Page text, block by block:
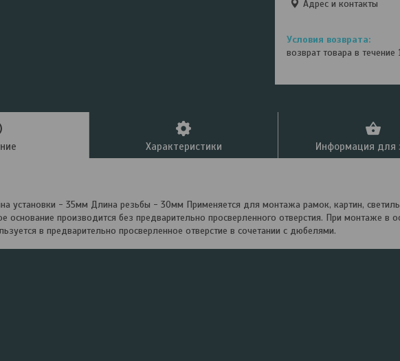
Адрес и контакты
возврат товара в
Характеристики Информация для
установки - 35мм Длина резьбы - 30мм Применяется для монтажа рамок, картин,
основание производится без предварительно просверленного отверстия. При монтаже в
в предварительно просверленное отверстие в сочетании с дюбелями.